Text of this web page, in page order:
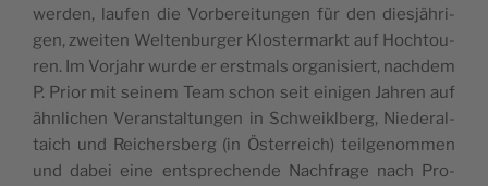
wer­den, lau­fen die Vor­be­rei­tun­gen für den dies­jäh­ri­
gen, zwei­ten Wel­ten­bur­ger Klos­ter­markt auf Hoch­tou­
ren. Im Vor­jahr wur­de er erst­mals orga­ni­siert, nach­dem
P. Prior mit sei­nem Team schon seit eini­gen Jah­ren auf
ähn­li­chen Verans­tal­tun­gen in Sch­weiklberg, Nie­de­ral­
taich und Reichers­berg (in Öste­rreich) teil­ge­nom­men
und dabei eine ents­pre­chen­de Nach­fra­ge nach Pro­